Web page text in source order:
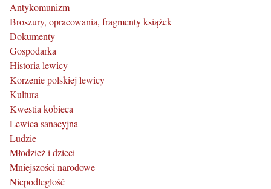
Antykomunizm
Broszury, opracowania, fragmenty książek
Dokumenty
Gospodarka
Historia lewicy
Korzenie polskiej lewicy
Kultura
Kwestia kobieca
Lewica sanacyjna
Ludzie
Młodzież i dzieci
Mniejszości narodowe
Niepodległość